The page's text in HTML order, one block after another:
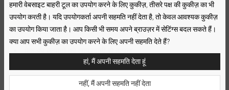
समय करते हैं।उनसे बचने पर निश्चित रूप से आपकी भौंहों की स्थिति और
स्वरूप में सुधार होगा। यहाँ उन गलतियों की सूची दी गई हैजिनके लिए हम
दोषी हैं:
मेकअप उत्पादों को लापरवाही से हटाना
गलत मेकअप रिमूवर चुनना
ब्रो मेकअप को बिल्कुल भी न हटाना
हमारी वेबसाइट बाहरी टूल का उपयोग करने के लिए कुकीज़, तीसरे पक्ष की कुकीज़ का भी
उपयोग करती है। यदि उपयोगकर्ता अपनी सहमति नहीं देता है, तो केवल आवश्यक कुकीज़
का उपयोग किया जाता है। आप किसी भी समय अपने ब्राउज़र में सेटिंग्स बदल सकते हैं।
क्या आप सभी कुकीज़ का उपयोग करने के लिए अपनी सहमति देते हैं?
हां, मैं अपनी सहमति देता हूं
नहीं, मैं अपनी सहमति नहीं देता